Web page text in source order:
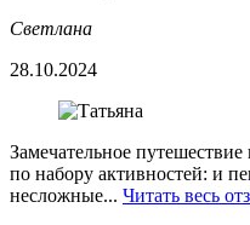
Светлана
28.10.2024
Замечательное
по набору активностей: и
несложные... Читать весь